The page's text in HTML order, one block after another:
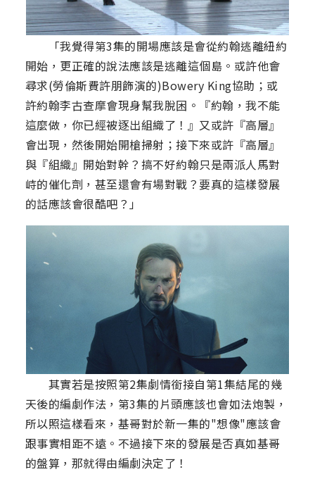
「我覺得第3集的開場應該是會從約翰逃離紐約
開始，更正確的說法應該是逃離這個島。或許他會
尋求(勞倫斯費許朋飾演的)Bowery King協助；或
許約翰李古查摩會現身幫我脫困。『約翰，我不能
這麼做，你已經被逐出組織了！』又或許『高層』
會出現，然後開始開槍掃射；接下來或許『高層』
與『組織』開始對幹？搞不好約翰只是兩派人馬對
峙的催化劑，甚至還會有場對戰？要真的這樣發展
的話應該會很酷吧？」
其實若是按照第2集劇情銜接自第1集結尾的幾
天後的編劇作法，第3集的片頭應該也會如法炮製，
所以照這樣看來，基哥對於新一集的"想像"應該會
跟事實相距不遠。不過接下來的發展是否真如基哥
的盤算，那就得由編劇決定了！